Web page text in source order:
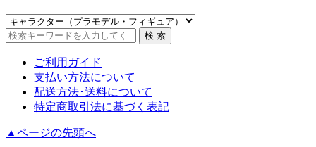
ご利用ガイド
支払い方法について
配送方法･送料について
特定商取引法に基づく表記
▲ページの先頭へ